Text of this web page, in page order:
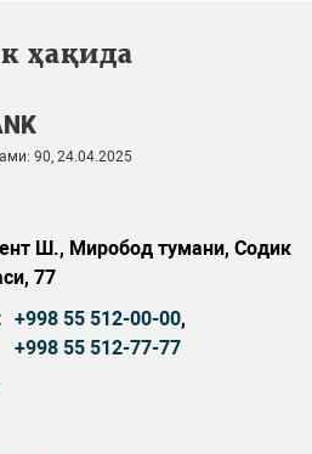
ҳақида
90, 24.04.2025
Ш., Миробод тумани, Cодик
77
+998 55 512-00-00,
+998 55 512-77-77